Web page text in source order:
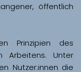
öffentlich
Prinzipien des
Arbeitens. Unter
Nutzer:innen die